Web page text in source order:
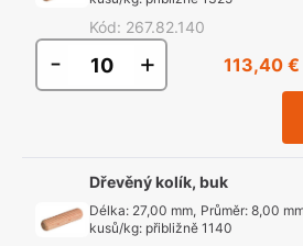
Kód: 267.82.140
- + 113,40 €
Dřevěný kolík, buk
Délka: 27,00 mm, Průměr: 8,00
kusů/kg: přibližně 1140